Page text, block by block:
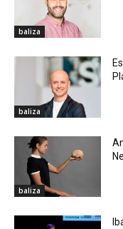
baliza
baliza
baliza